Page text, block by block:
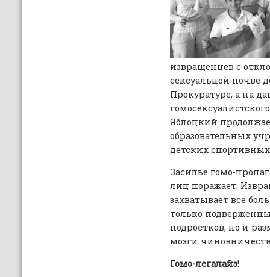
извращенцев с
сексуальной почве
Прокуратуре, а на
Яблоцкий
образовательных
детских
Засилье гомо-
лиц поражает.
захватывает все
только
подростков, но и
мозги
Гомо-легалайз!